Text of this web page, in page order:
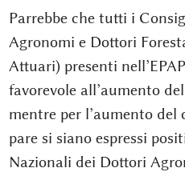
Parrebbe che tutti i
Agronomi e Dottori
Attuari) presenti
favorevole all’aumento
mentre per l’aumento
pare si siano espressi
Nazionali dei Dottori